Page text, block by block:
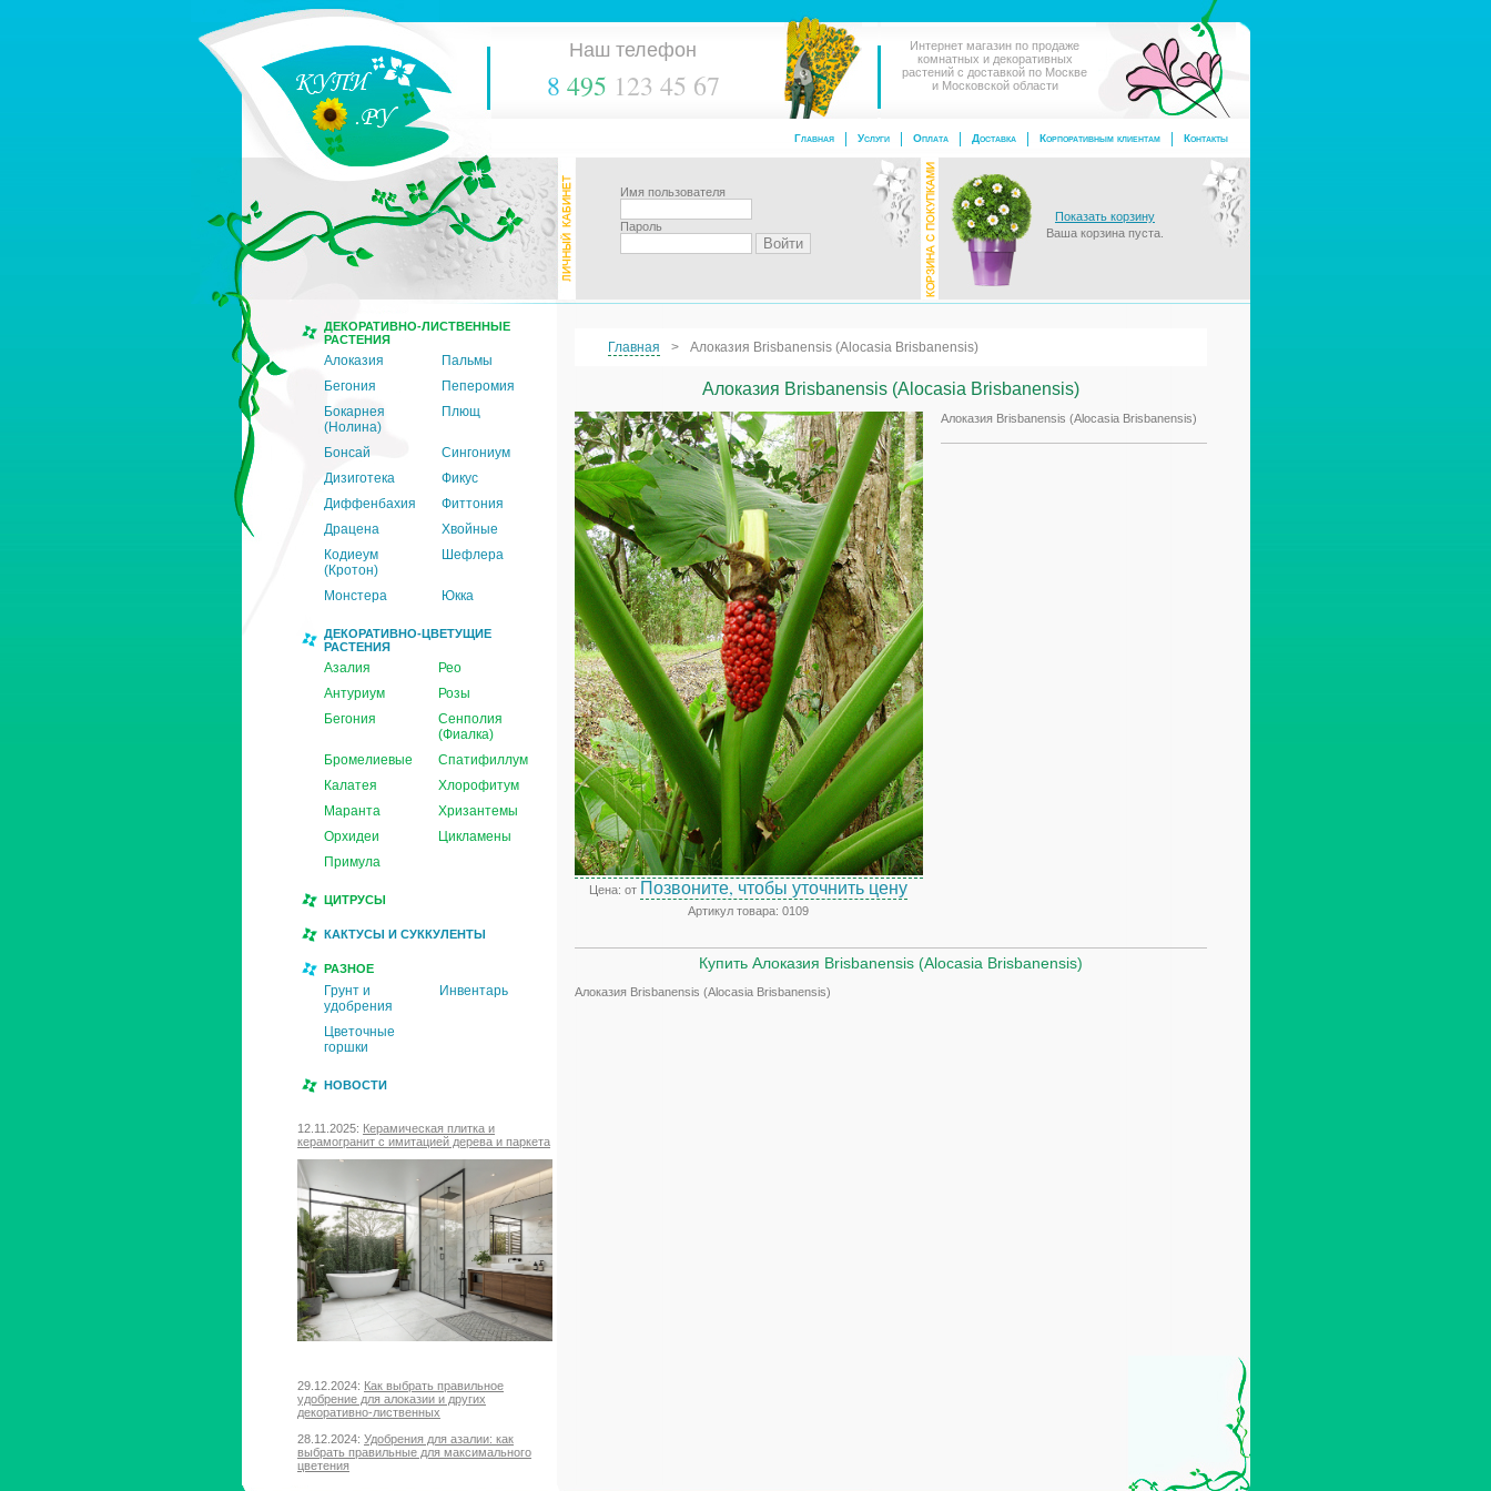
Наш телефон
8 495 123 45 67
Интернет магазин по продаже
комнатных и декоративных
растений с доставкой по Москве
и Московской области
Контакты
Корпоративным клиентам
Доставка
Оплата
Услуги
Главная
Имя пользователя
Пароль
Показать корзину
Ваша корзина пуста.
ДЕКОРАТИВНО-ЛИСТВЕННЫЕ
РАСТЕНИЯ
Алоказия
Пальмы
Бегония
Пеперомия
Бокарнея
(Нолина)
Плющ
Бонсай
Сингониум
Дизиготека
Фикус
Диффенбахия
Фиттония
Драцена
Хвойные
Кодиеум
(Кротон)
Шефлера
Монстера Юкка
ДЕКОРАТИВНО-ЦВЕТУЩИЕ
РАСТЕНИЯ
Азалия
Рео
Антуриум
Розы
Бегония
Сенполия
(Фиалка)
Бромелиевые
Спатифиллум
Калатея
Хлорофитум
Маранта
Хризантемы
Орхидеи
Цикламены
Примула
ЦИТРУСЫ
КАКТУСЫ И СУККУЛЕНТЫ
РАЗНОЕ
Грунт и
удобрения
Инвентарь
Цветочные
горшки
НОВОСТИ
12.11.2025: Керамическая плитка и
керамогранит с имитацией дерева и паркета
29.12.2024: Как выбрать правильное
удобрение для алоказии и других
декоративно-лиственных
28.12.2024: Удобрения для азалии: как
выбрать правильные для максимального
цветения
Главная Алоказия Brisbanensis (Alocasia Brisbanensis)
Алоказия Brisbanensis (Alocasia Brisbanensis)
Цена: от Позвоните, чтобы уточнить цену
Артикул товара: 0109
Алоказия Brisbanensis (Alocasia Brisbanensis)
Купить Алоказия Brisbanensis (Alocasia Brisbanensis)
Алоказия Brisbanensis (Alocasia Brisbanensis)